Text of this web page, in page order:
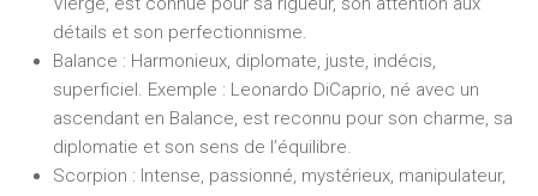
détails et son perfectionnisme.
Balance : Harmonieux, diplomate, juste, indécis,
superficiel. Exemple : Leonardo DiCaprio, né avec un
ascendant en Balance, est reconnu pour son charme, sa
diplomatie et son sens de l’équilibre.
Scorpion : Intense, passionné, mystérieux, manipulateur,